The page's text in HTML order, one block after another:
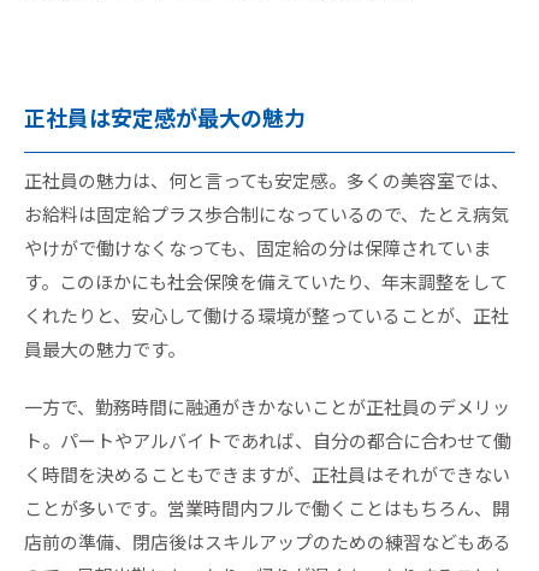
正社員は安定感が最大の魅力
正社員の魅力は、何と言っても安定感。多くの美容室では、
お給料は固定給プラス歩合制になっているので、たとえ病気
やけがで働けなくなっても、固定給の分は保障されていま
す。このほかにも社会保険を備えていたり、年末調整をして
くれたりと、安心して働ける環境が整っていることが、正社
員最大の魅力です。
一方で、勤務時間に融通がきかないことが正社員のデメリッ
ト。パートやアルバイトであれば、自分の都合に合わせて働
く時間を決めることもできますが、正社員はそれができない
ことが多いです。営業時間内フルで働くことはもちろん、開
店前の準備、閉店後はスキルアップのための練習などもある